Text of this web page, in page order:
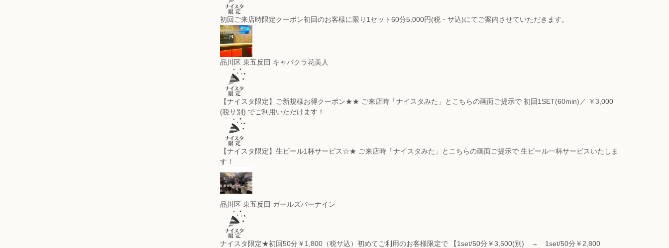
初回ご来店時限定クーポン初回のお客様に限り1セット60分5,000円(税・サ込)にてご案内させていただきます。
品川区 東五反田 キャバクラ花美人
【ナイスタ限定】ご新規様お得クーポン★★ ご来店時「ナイスタみた」とこちらの画面ご提示で 初回1SET(60min)／ ￥3,000
(税サ別) でご利用いただけます！
【ナイスタ限定】生ビール1杯サービス☆★ ご来店時「ナイスタみた」とこちらの画面ご提示で 生ビール一杯サービスいたしま
す！
品川区 東五反田 ガールズバーナイン
ナイスタ限定★初回50分￥1,800（税サ込） 初めてご利用のお客様限定で 【1set/50分￥3,500(別) → 1set/50分￥2,800